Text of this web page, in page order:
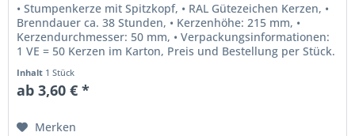
• Stumpenkerze mit Spitzkopf, • RAL Gütezeichen Kerzen, •
Brenndauer ca. 38 Stunden, • Kerzenhöhe: 215 mm, •
Kerzendurchmesser: 50 mm, • Verpackungsinformationen:
1 VE = 50 Kerzen im Karton, Preis und Bestellung per Stück.
Inhalt 1 Stück
ab 3,60 € *
Merken